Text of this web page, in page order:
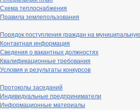
Схема теплоснабжения
Правила землепользования
Порядок поступления граждан на
Контактная информация
Сведения о вакантных должностях
Квалификационные требования
Условия и результаты конкурсов
Протоколы заседаний
Индивидуальные предприниматели
Информационные материалы